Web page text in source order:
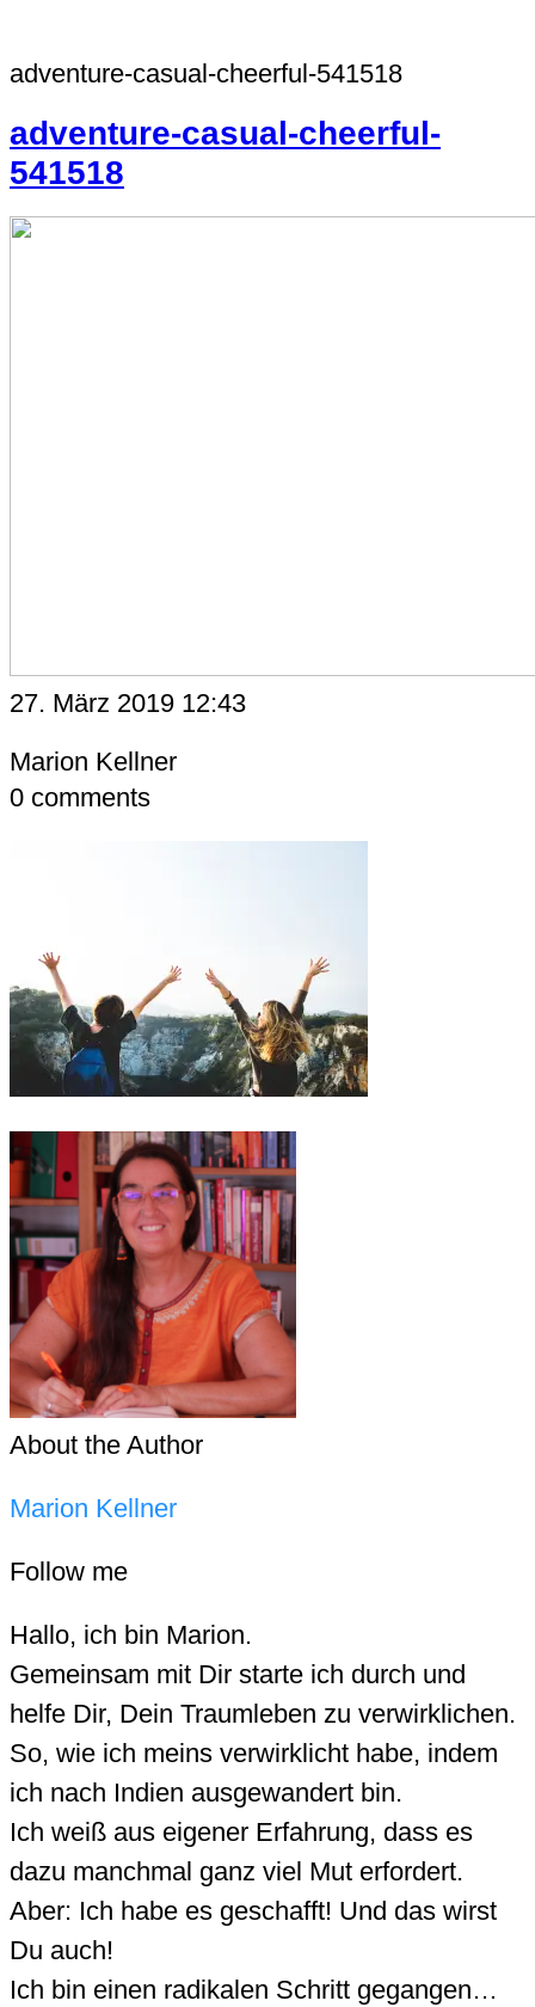
adventure-casual-cheerful-541518
adventure-casual-cheerful-
541518
27. März 2019 12:43
Marion Kellner
0 comments
About the Author
Marion Kellner
Follow me
Hallo, ich bin Marion.
Gemeinsam mit Dir starte ich durch und
helfe Dir, Dein Traumleben zu verwirklichen.
So, wie ich meins verwirklicht habe, indem
ich nach Indien ausgewandert bin.
Ich weiß aus eigener Erfahrung, dass es
dazu manchmal ganz viel Mut erfordert.
Aber: Ich habe es geschafft! Und das wirst
Du auch!
Ich bin einen radikalen Schritt gegangen…